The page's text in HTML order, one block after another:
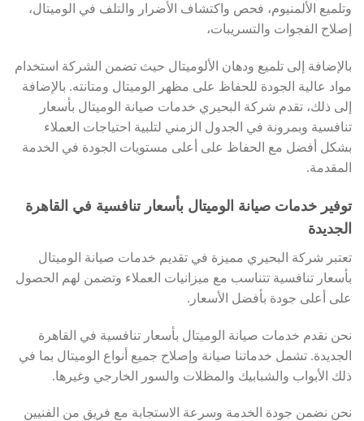
وتلميع الألمنيوم، فحص واكتشاف الأضرار والتلف في الوميتال،
إصلاح الفجوات والتسريبات،
بالإضافة إلى تلميع ودهان الألوميتال حيث تضمن الشركة استخدام
مواد عالية الجودة للحفاظ على مظهر الوميتال ومتانته. بالإضافة
إلى ذلك، تقدم شركة البحيري خدمات صيانة الوميتال بأسعار
تنافسية وبمرونة في الجدول الزمني لتلبية احتياجات العملاء
بشكل أفضل مع الحفاظ على أعلى مستويات الجودة في الخدمة
المقدمة.
توفير خدمات صيانة الوميتال بأسعار تنافسية في القاهرة
الجديدة
تعتبر شركة البحيري مميزة في تقديم خدمات صيانة الوميتال
بأسعار تنافسية تتناسب مع ميزانيات العملاء وتضمن لهم الحصول
على أعلى جودة بأفضل الأسعار.
نحن نقدم خدمات صيانة الوميتال بأسعار تنافسية في القاهرة
الجديدة. تشمل خدماتنا صيانة وإصلاح جميع أنواع الوميتال بما في
ذلك الأبواب والشبابيك والمظلات والسور الخارجي وغيرها.
نحن نضمن جودة الخدمة وسرعة الاستجابة مع فريق من الفنيين